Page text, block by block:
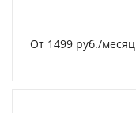
От 1499 руб./месяц